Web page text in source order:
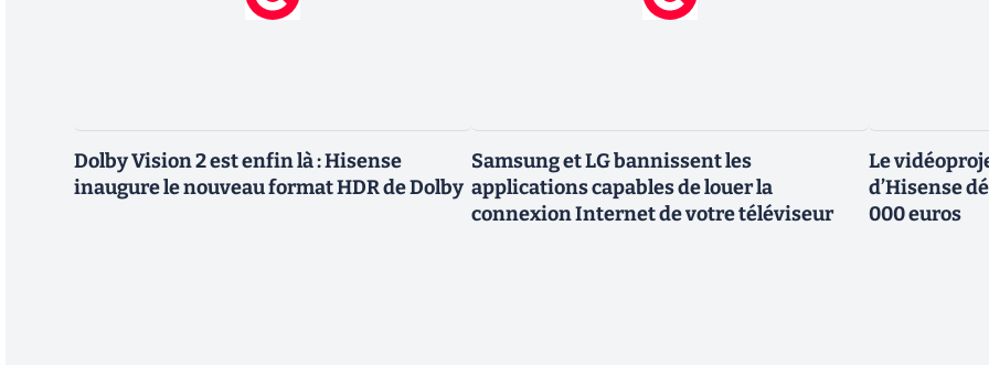
Dolby Vision 2 est enfin là : Hisense
inaugure le nouveau format HDR de Dolby
Samsung et LG bannissent les
applications capables de louer la
connexion Internet de votre téléviseur
Le
d’Hisense
000 euros